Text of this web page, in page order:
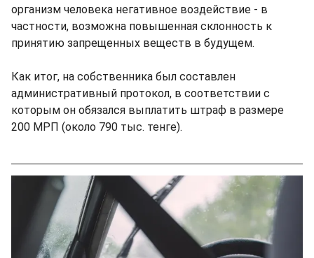
организм человека негативное воздействие - в
частности, возможна повышенная склонность к
принятию запрещенных веществ в будущем.
Как итог, на собственника был составлен
административный протокол, в соответствии с
которым он обязался выплатить штраф в размере
200 МРП (около 790 тыс. тенге).